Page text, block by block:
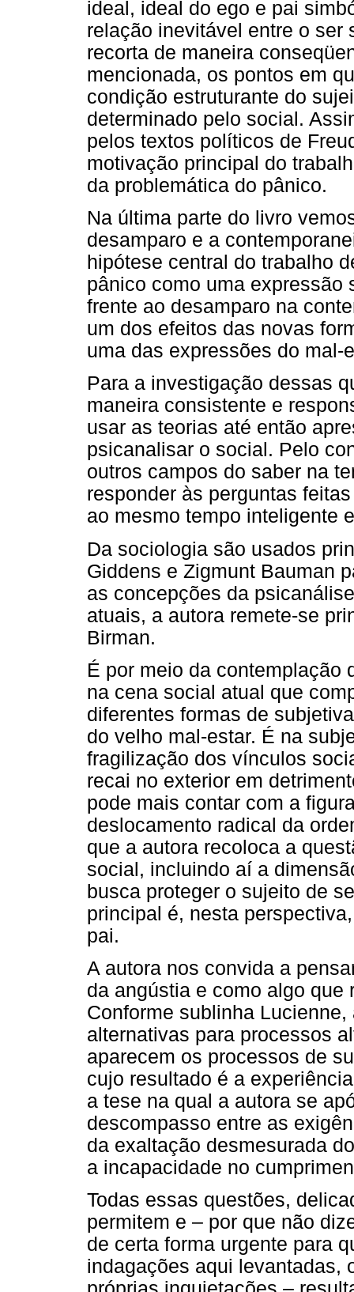
ideal, ideal do ego e pai
relação inevitável entre o ser
recorta de maneira
mencionada, os pontos em
condição estruturante do
determinado pelo social.
pelos textos políticos de
motivação principal do
da problemática do pânico.
Na última parte do livro
desamparo e a
hipótese central do trabalho
pânico como uma expressão
frente ao desamparo na
um dos efeitos das novas
uma das expressões do mal-
Para a investigação dessas
maneira consistente e
usar as teorias até então
psicanalisar o social. Pelo
outros campos do saber na
responder às perguntas
ao mesmo tempo inteligente
Da sociologia são usados
Giddens e Zigmunt Bauman
as concepções da
atuais, a autora remete-se
Birman.
É por meio da contemplação
na cena social atual que
diferentes formas de
do velho mal-estar. É na
fragilização dos vínculos
recai no exterior em
pode mais contar com a
deslocamento radical da
que a autora recoloca a
social, incluindo aí a
busca proteger o sujeito de
principal é, nesta
pai.
A autora nos convida a
da angústia e como algo que
Conforme sublinha
alternativas para processos
aparecem os processos de
cujo resultado é a
a tese na qual a autora se
descompasso entre as
da exaltação desmesurada
a incapacidade no
Todas essas questões,
permitem e – por que não
de certa forma urgente para
indagações aqui levantadas,